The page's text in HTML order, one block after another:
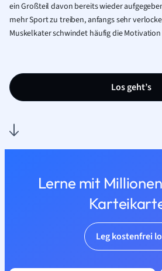
ein Großteil davon bereits wieder
mehr Sport zu treiben, anfangs sehr
Muskelkater schwindet häufig die
Los geht’s
Lerne mit
Leg kostenfrei